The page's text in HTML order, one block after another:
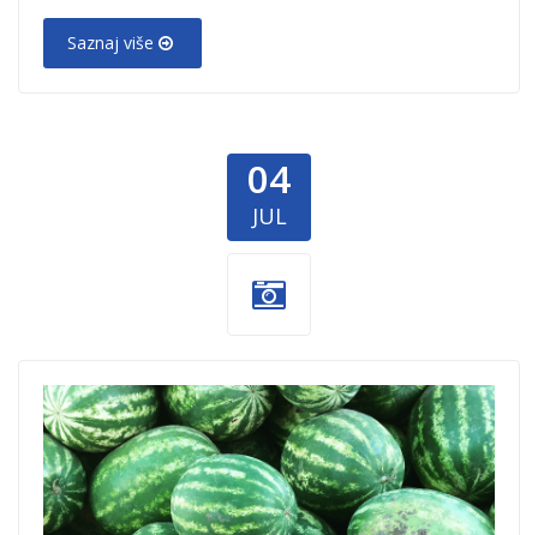
Saznaj više
04
JUL
lubenice-
dobrocinitim.png